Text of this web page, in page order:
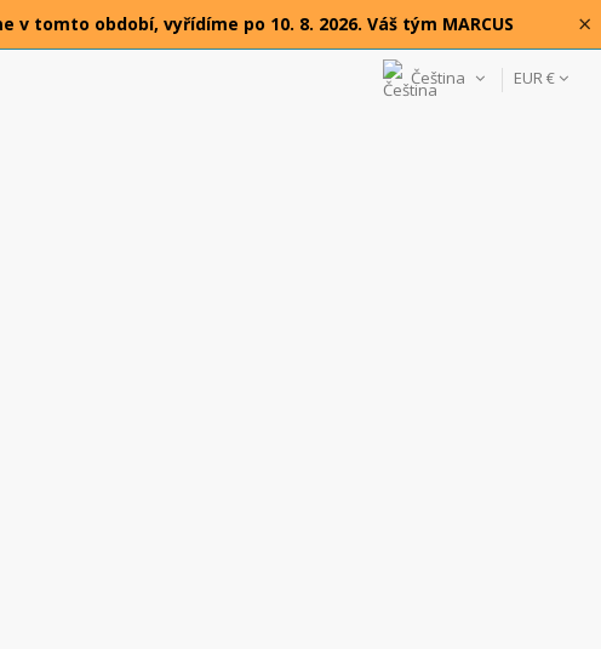
tomto období, vyřídíme po 10. 8. 2026. Váš tým MARCUS ×
Čeština EUR €